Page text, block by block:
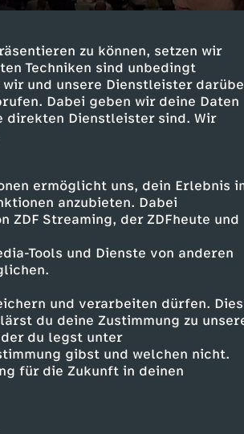
zu können, setzen wir
Techniken sind unbedingt
und unsere Dienstleister
Dabei geben wir deine Daten
direkten Dienstleister sind. Wir
ermöglicht uns, dein Erlebnis
anzubieten. Dabei
Streaming, der ZDFheute und
Tools und Dienste von anderen
und verarbeiten dürfen. Dies
du deine Zustimmung zu
du legst unter
gibst und welchen nicht.
für die Zukunft in deinen